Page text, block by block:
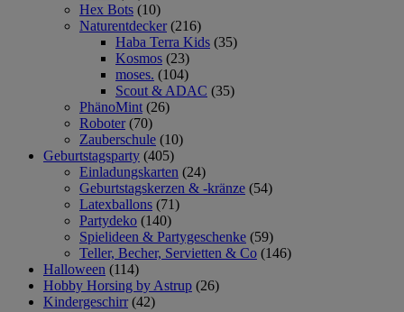
Hex Bots (10)
Naturentdecker (216)
Haba Terra Kids (35)
Kosmos (23)
moses. (104)
Scout & ADAC (35)
PhänoMint (26)
Roboter (70)
Zauberschule (10)
Geburtstagsparty (405)
Einladungskarten (24)
Geburtstagskerzen & -kränze (54)
Latexballons (71)
Partydeko (140)
Spielideen & Partygeschenke (59)
Teller, Becher, Servietten & Co (146)
Halloween (114)
Hobby Horsing by Astrup (26)
Kindergeschirr (42)